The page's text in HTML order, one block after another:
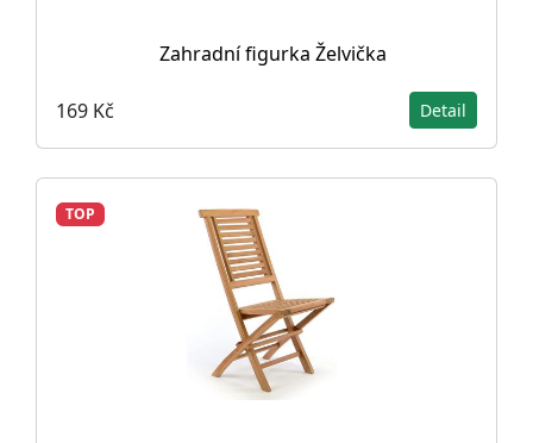
Zahradní figurka Želvička
169 Kč Detail
TOP